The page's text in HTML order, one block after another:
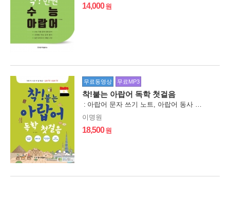
14,000
무료동영상 무료MP3
착!붙는 아랍어 독학 첫걸음
아랍어 문자 쓰기 노트, 아랍어 동사 변화표 포켓북 별책부록 제공
이명원
18,500